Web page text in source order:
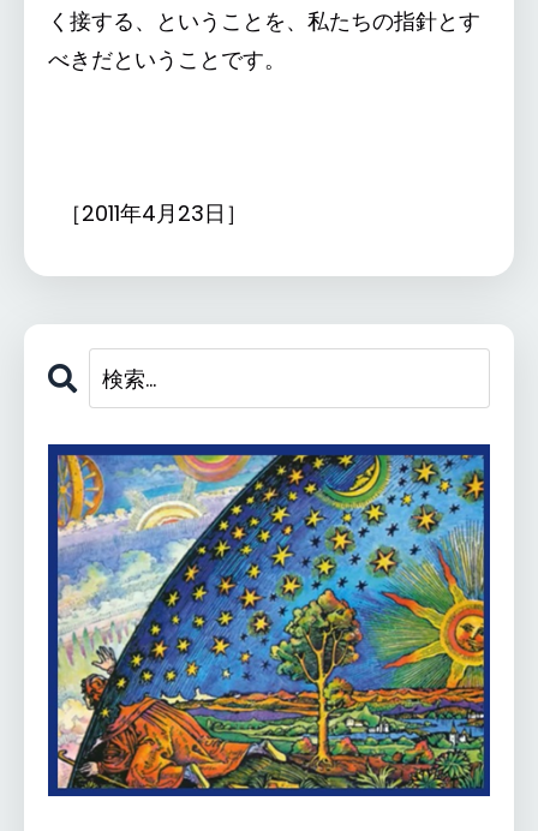
く接する、ということを、私たちの指針とす
べきだということです。
［2011年4月23日］